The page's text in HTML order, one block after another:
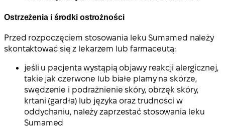
Ostrzeżenia i środki ostrożności
Przed rozpoczęciem stosowania leku Sumamed należy
skontaktować się z lekarzem lub farmaceutą:
jeśli u pacjenta wystąpią objawy reakcji alergicznej,
takie jak czerwone lub białe plamy na skórze,
swędzenie i podrażnienie skóry, obrzęk skóry,
krtani (gardła) lub języka oraz trudności w
oddychaniu, należy zaprzestać stosowania leku
Sumamed